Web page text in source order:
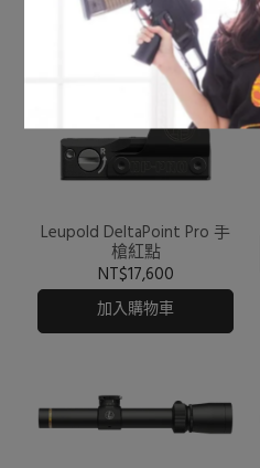
預設排序
Leupold DeltaPoint Pro 手
槍紅點
NT$17,600
加入購物車